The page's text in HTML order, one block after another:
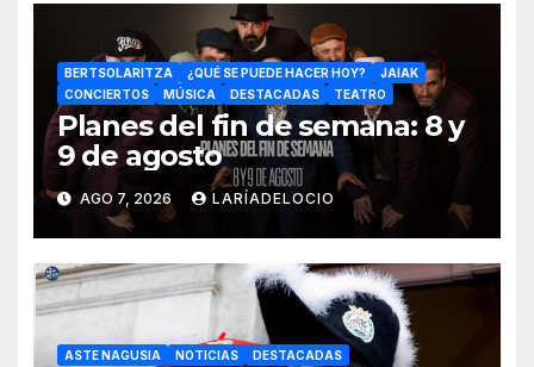
BERTSOLARITZA ¿QUÉ SE PUEDE HACER HOY?
JAIAK
CONCIERTOS
MÚSICA DESTACADAS TEATRO
Planes del fin de semana: 8 y
9 de agosto
AGO 7, 2026 LARÍADELOCIO
ASTE NAGUSIA NOTICIAS DESTACADAS